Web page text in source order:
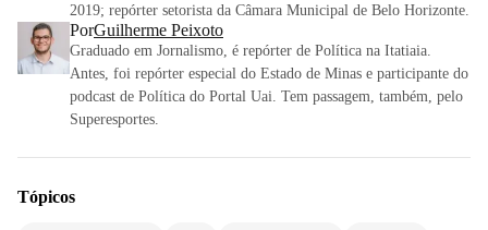
2019; repórter setorista da Câmara Municipal de Belo Horizonte.
PorGuilherme Peixoto
Graduado em Jornalismo, é repórter de Política na Itatiaia.
Antes, foi repórter especial do Estado de Minas e participante do
podcast de Política do Portal Uai. Tem passagem, também, pelo
Superesportes.
Tópicos